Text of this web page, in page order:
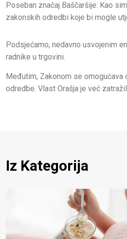
Poseban značaj Baščaršije: Kao
zakonskih odredbi koje bi mogle
Podsjećamo, nedavno usvojenim
radnike u trgovini.
Međutim, Zakonom se
odredbe. Vlast Orašja je već
Iz Kategorija